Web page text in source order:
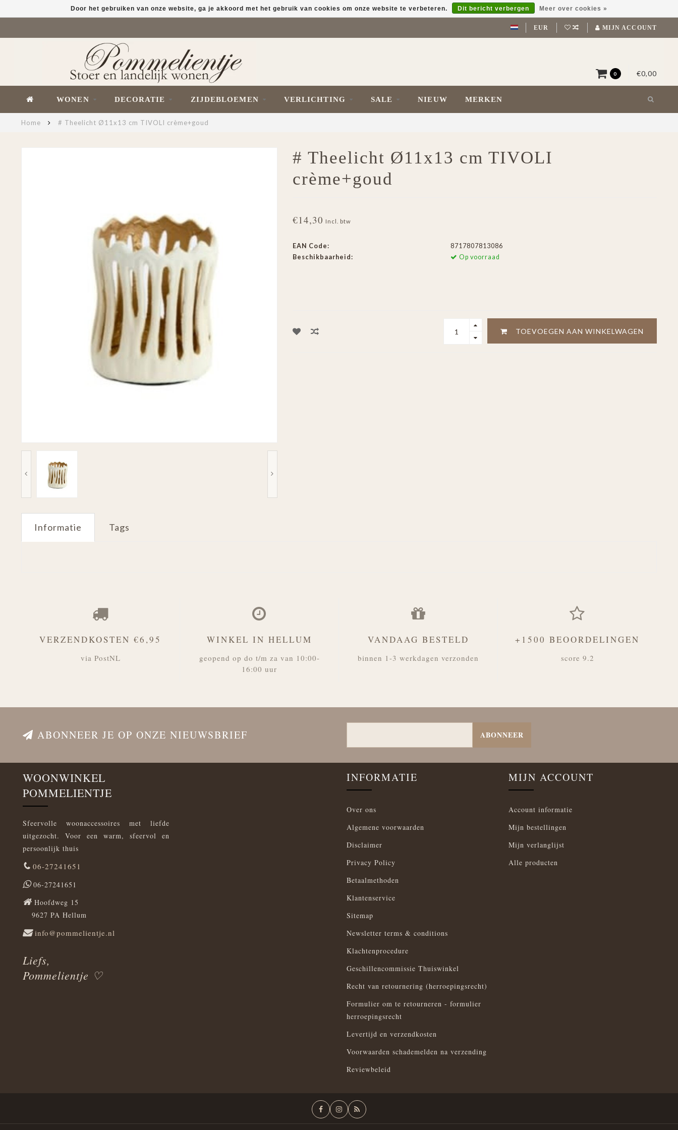
EUR MIJN ACCOUNT
0 €0,00
WONEN DECORATIE ZIJDEBLOEMEN VERLICHTING SALE NIEUW MERKEN
Home # Theelicht Ø11x13 cm TIVOLI crème+goud
# Theelicht Ø11x13 cm TIVOLI
crème+goud
€14,30 Incl. btw
EAN Code:
8717807813086
Beschikbaarheid:
Op voorraad
TOEVOEGEN AAN WINKELWAGEN
Informatie Tags
Door het gebruiken van onze website, ga je akkoord met het gebruik van cookies om onze website te verbeteren. Dit bericht verbergen Meer over cookies »
VERZENDKOSTEN €6,95
via PostNL
WINKEL IN HELLUM
geopend op do t/m za van 10:00-
16:00 uur
VANDAAG BESTELD
binnen 1-3 werkdagen verzonden
+1500 BEOORDELINGEN
score 9.2
ABONNEER JE OP ONZE NIEUWSBRIEF ABONNEER
WOONWINKEL
POMMELIENTJE
Sfeervolle woonaccessoires met liefde
uitgezocht. Voor een warm, sfeervol en
persoonlijk thuis
06-27241651
06-27241651
Hoofdweg 15
9627 PA Hellum
info@pommelientje.nl
Liefs,
Pommelientje ♡
INFORMATIE
Over ons
Algemene voorwaarden
Disclaimer
Privacy Policy
Betaalmethoden
Klantenservice
Sitemap
Newsletter terms & conditions
Klachtenprocedure
Geschillencommissie Thuiswinkel
Recht van retournering (herroepingsrecht)
Formulier om te retourneren - formulier
herroepingsrecht
Levertijd en verzendkosten
Voorwaarden schademelden na verzending
Reviewbeleid
MIJN ACCOUNT
Account informatie
Mijn bestellingen
Mijn verlanglijst
Alle producten